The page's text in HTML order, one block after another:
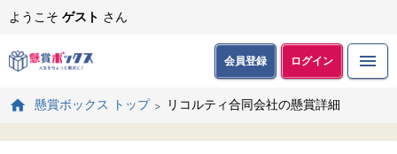
ようこそ ゲスト さん
会員登録 ログイン
懸賞ボックス トップ リコルティ合同会社の懸賞詳細